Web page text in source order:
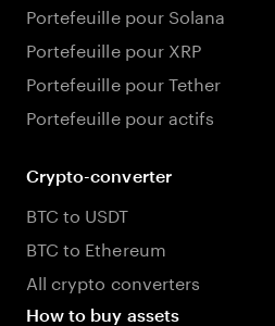
Portefeuille pour Solana
Portefeuille pour XRP
Portefeuille pour Tether
Portefeuille pour actifs
Crypto-converter
BTC to USDT
BTC to Ethereum
All crypto converters
How to buy assets